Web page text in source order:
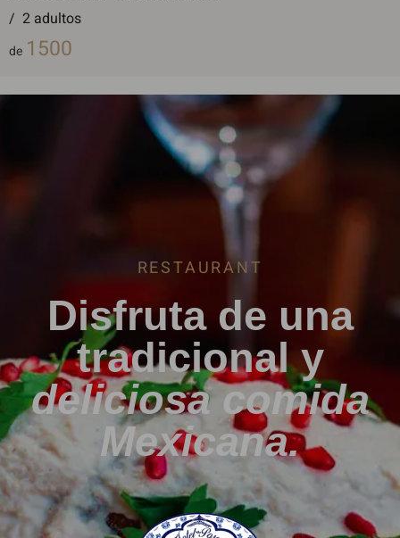
/ 2 adultos
de 1500
RESTAURANT
Disfruta de una
tradicional y
deliciosa comida
Mexicana.